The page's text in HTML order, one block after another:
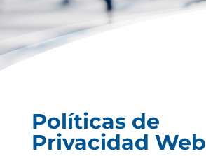
Políticas de
Privacidad Web